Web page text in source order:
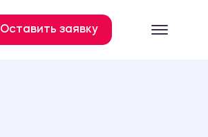
Оставить заявку